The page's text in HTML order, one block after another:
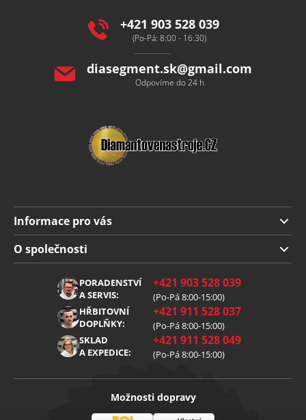
+421 903 528 039
(Po-Pá: 8:00 - 16:30)
diasegment.sk@gmail.com
Odpovíme do 24 h
Informace pro vás
Doprava a platba
Obchodní podmínky
Reklamace
Zpracování osobních údajů
O společnosti
PORADENSTVÍ
A SERVIS:
+421 903 528 039
(Po-Pá 8:00-15:00)
HŘBITOVNÍ
DOPLŇKY:
+421 911 528 037
(Po-Pá 8:00-15:00)
SKLAD
A EXPEDICE:
+421 911 528 049
(Po-Pá 8:00-15:00)
Možnosti dopravy